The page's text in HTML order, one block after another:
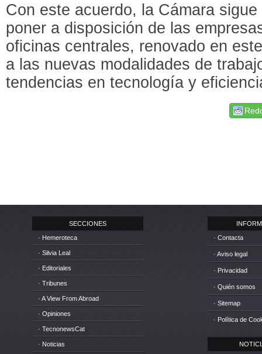
Con este acuerdo, la Cámara
poner a disposición de las
oficinas centrales, renovado en
a las nuevas modalidades de
tendencias en tecnología y
SECCIONES
· Hemeroteca
· Silvia Leal
· Editoriales
· Tribunes
· A View From Abroad
· Opiniones
· TecnonewsCat
· Noticias
· Contacta
· Aviso legal
· Privacidad
· Quién somos
· Sitemap
· Política de